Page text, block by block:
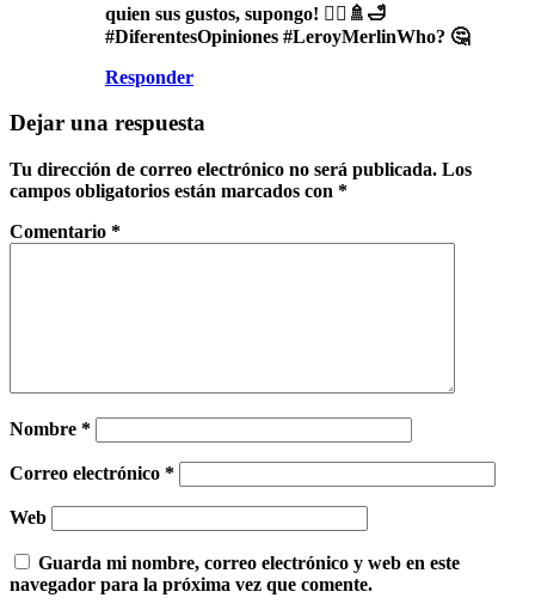
quien sus gustos, supongo! 🤷‍♂️🚿🛁
#DiferentesOpiniones #LeroyMerlinWho? 🤔
Responder
Dejar una respuesta
Tu dirección de correo electrónico no será publicada. Los
campos obligatorios están marcados con *
Comentario *
Nombre *
Correo electrónico *
Web
Guarda mi nombre, correo electrónico y web en este
navegador para la próxima vez que comente.